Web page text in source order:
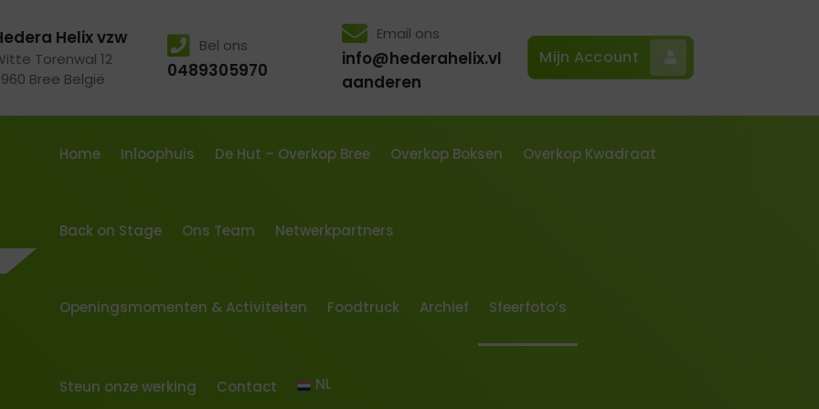
Helix vzw
Torenwal 12
Bree België
Bel ons
0489305970
Email ons
info@hederahelix.vl
aanderen
Mijn Account
Home Inloophuis De Hut – Overkop Bree Overkop Boksen Overkop Kwadraat
Back on Stage Ons Team Netwerkpartners
Openingsmomenten & Activiteiten Foodtruck Archief Sfeerfoto’s
Steun onze werking Contact NL